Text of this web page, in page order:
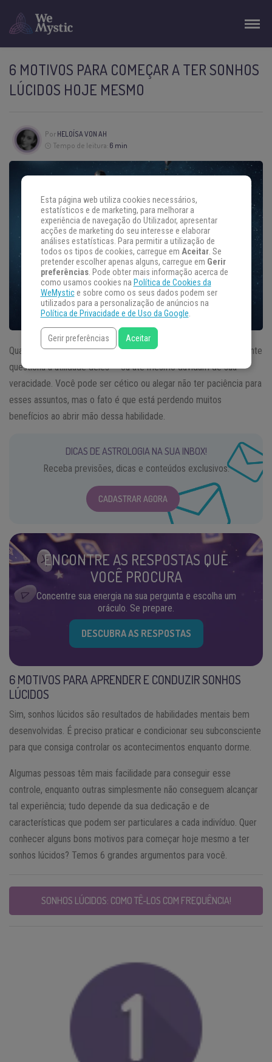
6 MOTIVOS PARA COMEÇAR A TER SONHOS
LÚCIDOS HOJE MESMO
Por HELOÍSA VON AH
Tempo de leitura: 6 min
Quando se ouve falar emsonhos lúcidos
, muita gente geralmente
questiona a utilidade deles — ou até mesmo duvidam de sua
veracidade. Você pode ser cético ou alegar não ter paciência para
esses assuntos, mas o fato é que está perdendo muitos
benefícios ao abrir mão dessa habilidade.
DICAS DE ASTROLOGIA NA SUA INBOX!
Receba previsões, dicas e conteúdos exclusivos.
CADASTRAR AGORA
ENCONTRE AS RESPOSTAS QUE
VOCÊ PROCURA
Concentre sua energia na sua pergunta e escolha um
oráculo. Se prepare.
DESCUBRA AS RESPOSTAS
6 MOTIVOS PARA APRENDER E CONDUZIR SONHOS
LÚCIDOS
Sim, sonhos lúcidos são resultados de habilidades mentais bem
desenvolvidas. É preciso praticar e condicionar seu subconsciente
para que consiga controlar os acontecimentos enquanto dorme.
Algumas pessoas têm mais facilidade para conseguir esse
controle, enquanto outras simplesmente não conseguem alcançar
tal experiência; tudo depende da sua dedicação e de
características que podem ser particulares a cada indivíduo. Quer
conhecer alguns bons motivos para começar hoje mesmo a ter
sonhos lúcidos? Temos 6 grandes argumentos para você.
SONHOS LÚCIDOS: COMO TÊ-LOS COM FREQUÊNCIA!
Esta página web utiliza cookies necessários,
estatísticos e de marketing, para melhorar a
experiência de navegação do Utilizador, apresentar
acções de marketing do seu interesse e elaborar
análises estatísticas. Para permitir a utilização de
todos os tipos de cookies, carregue em Aceitar. Se
pretender escolher apenas alguns, carregue em Gerir
preferências. Pode obter mais informação acerca de
como usamos cookies na Política de Cookies da
WeMystice sobre como os seus dados podem ser
utilizados para a personalização de anúncios na
Política de Privacidade e de Uso da Google.
Gerir preferências Aceitar